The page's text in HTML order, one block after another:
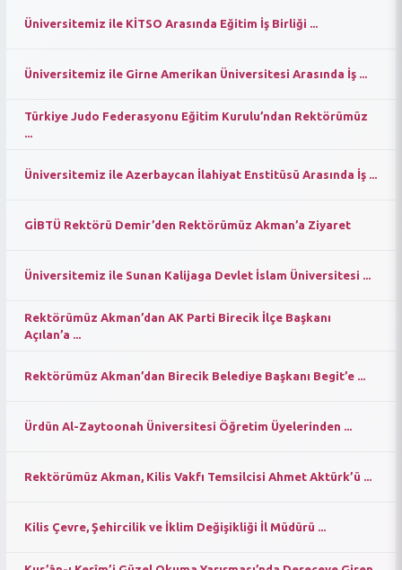
Üniversitemiz ile KİTSO Arasında Eğitim İş Birliği ...
Üniversitemiz ile Girne Amerikan Üniversitesi Arasında İş ...
Türkiye Judo Federasyonu Eğitim Kurulu’ndan Rektörümüz
Üniversitemiz ile Azerbaycan İlahiyat Enstitüsü Arasında İş ...
GİBTÜ Rektörü Demir’den Rektörümüz Akman’a Ziyaret
Üniversitemiz ile Sunan Kalijaga Devlet İslam Üniversitesi ...
Rektörümüz Akman’dan AK Parti Birecik İlçe Başkanı
Açılan’a ...
Rektörümüz Akman’dan Birecik Belediye Başkanı Begit’e ...
Ürdün Al-Zaytoonah Üniversitesi Öğretim Üyelerinden ...
Rektörümüz Akman, Kilis Vakfı Temsilcisi Ahmet Aktürk’ü ...
Kilis Çevre, Şehircilik ve İklim Değişikliği İl Müdürü ...